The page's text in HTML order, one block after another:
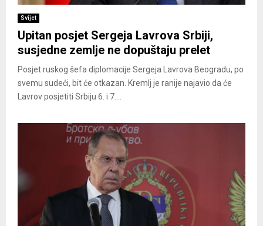
Svijet
Upitan posjet Sergeja Lavrova Srbiji,
susjedne zemlje ne dopuštaju prelet
Posjet ruskog šefa diplomacije Sergeja Lavrova Beogradu, po
svemu sudeći, bit će otkazan. Kremlj je ranije najavio da će
Lavrov posjetiti Srbiju 6. i 7....